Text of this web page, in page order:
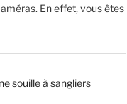
En effet, vous êtes
souille à sangliers